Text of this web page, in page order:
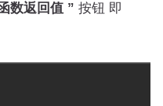
数返回值 ” 按钮 即